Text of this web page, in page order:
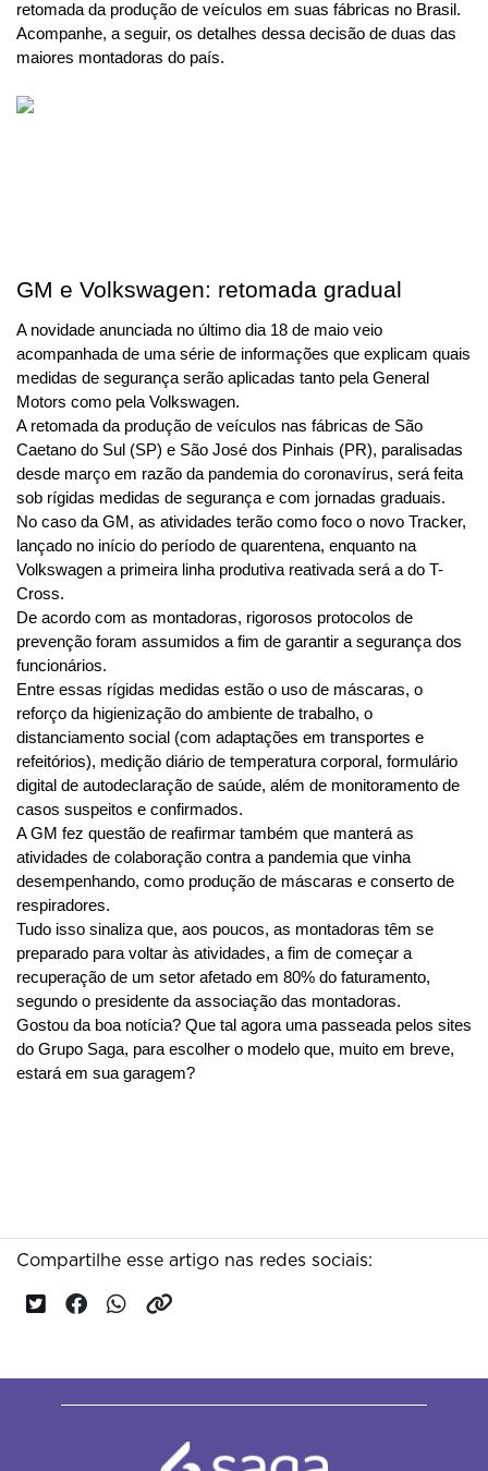
retomada da produção de veículos em suas fábricas no Brasil.
Acompanhe, a seguir, os detalhes dessa decisão de duas das
maiores montadoras do país.
GM e Volkswagen: retomada gradual
A novidade anunciada no último dia 18 de maio veio
acompanhada de uma série de informações que explicam quais
medidas de segurança serão aplicadas tanto pela General
Motors como pela Volkswagen.
A retomada da produção de veículos nas fábricas de São
Caetano do Sul (SP) e São José dos Pinhais (PR), paralisadas
desde março em razão da pandemia do coronavírus, será feita
sob rígidas medidas de segurança e com jornadas graduais.
No caso da GM, as atividades terão como foco o novo Tracker,
lançado no início do período de quarentena, enquanto na
Volkswagen a primeira linha produtiva reativada será a do T-
Cross.
De acordo com as montadoras, rigorosos protocolos de
prevenção foram assumidos a fim de garantir a segurança dos
funcionários.
Entre essas rígidas medidas estão o uso de máscaras, o
reforço da higienização do ambiente de trabalho, o
distanciamento social (com adaptações em transportes e
refeitórios), medição diário de temperatura corporal, formulário
digital de autodeclaração de saúde, além de monitoramento de
casos suspeitos e confirmados.
A GM fez questão de reafirmar também que manterá as
atividades de colaboração contra a pandemia que vinha
desempenhando, como produção de máscaras e conserto de
respiradores.
Tudo isso sinaliza que, aos poucos, as montadoras têm se
preparado para voltar às atividades, a fim de começar a
recuperação de um setor afetado em 80% do faturamento,
segundo o presidente da associação das montadoras.
Gostou da boa notícia? Que tal agora uma passeada pelos sites
do Grupo Saga, para escolher o modelo que, muito em breve,
estará em sua garagem?
Compartilhe esse artigo nas redes sociais: